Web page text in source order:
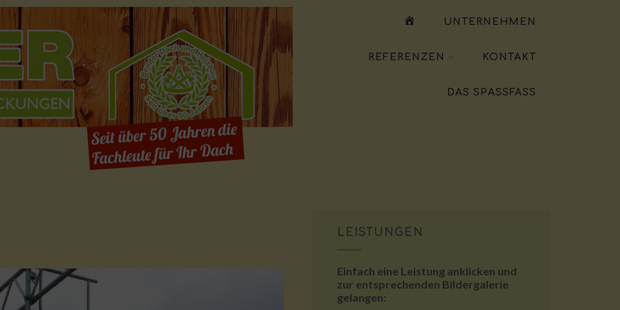
WILLKOMMEN
UNTERNEHMEN
REFERENZEN KONTAKT
DAS SPASSFASS
LEISTUNGEN
Einfach eine Leistung anklicken und
zur entsprechenden Bildergalerie
gelangen: